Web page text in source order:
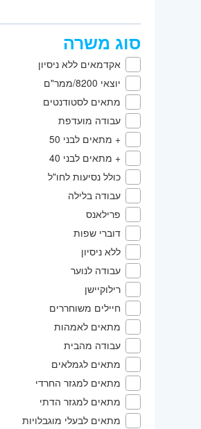
סוג משרה
אקדמאים ללא ניסיון
יוצאי 8200/ממר"ם
מתאים לסטודנטים
עבודה מועדפת
+ מתאים לבני 50
+ מתאים לבני 40
כולל נסיעות לחו"ל
עבודה בלילה
פרילאנס
דוברי שפות
ללא ניסיון
עבודה לנוער
רילוקיישן
חיילים משוחררים
מתאים לאמהות
עבודה מהבית
מתאים לגמלאים
מתאים למגזר החרדי
מתאים למגזר הדתי
מתאים לבעלי מוגבלויות